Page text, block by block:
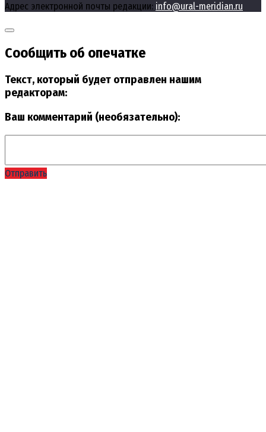
Адрес электронной почты редакции: info@ural-meridian.ru
Сообщить об опечатке
Текст, который будет отправлен нашим
редакторам:
Ваш комментарий (необязательно):
Отправить